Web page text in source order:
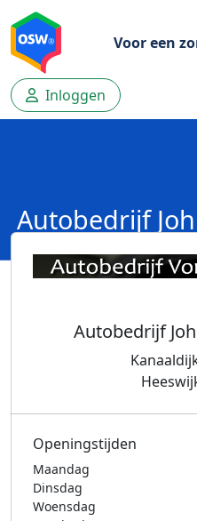
Voor een
Inloggen
Autobedrijf
Autobedrijf
Openingstijden
Maandag
Dinsdag
Woensdag